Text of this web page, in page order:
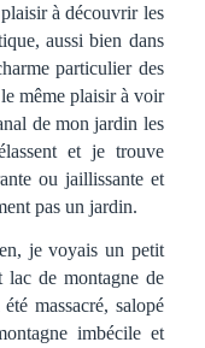
à découvrir les
aussi bien dans
particulier des
même plaisir à voir
de mon jardin les
et je trouve
ou jaillissante et
pas un jardin.
je voyais un petit
lac de montagne de
massacré, salopé
imbécile et